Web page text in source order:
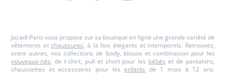
Jacadi Paris vous propose sur sa boutique en ligne une grande variété de
vêtements etchaussures, à la fois élégants et intemporels. Retrouvez,
entre autres, nos collections de body, blouse et combinaison pour les
nouveaux-nés, de t-shirt, pull et short pour les bébés et de pantalons,
chaussettes et accessoires pour lesenfants de 1 mois à 12 ans.